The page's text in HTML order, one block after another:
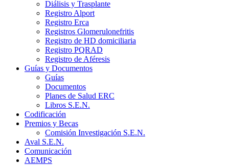
Diálisis y Trasplante
Registro Alport
Registro Erca
Registros Glomerulonefritis
Registro de HD domiciliaria
Registro PQRAD
Registro de Aféresis
Guías y Documentos
Guías
Documentos
Planes de Salud ERC
Libros S.E.N.
Codificación
Premios y Becas
Comisión Investigación S.E.N.
Aval S.E.N.
Comunicación
AEMPS